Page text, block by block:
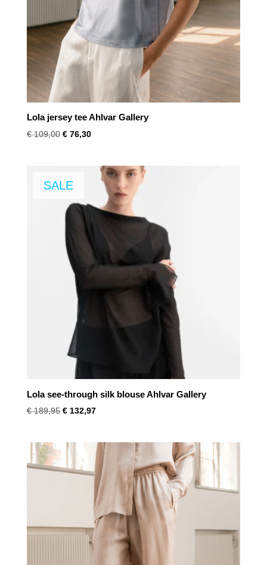
Lola jersey tee Ahlvar Gallery
€109,00 Oorspronkelijke
€76,30Huidige
€ 76,30.
SALE
Lola see-through silk blouse Ahlvar Gallery
€189,95 Oorspronkelijke
€ 189,95.
€132,97Huidige
€ 132,97.